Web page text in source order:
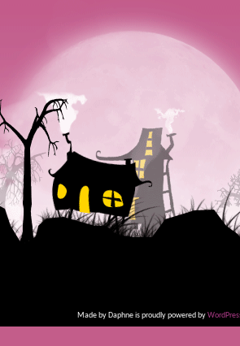
Made by Daphne is proudly powered by